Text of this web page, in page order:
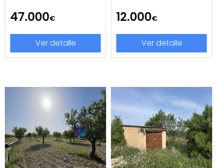
47.000€
Ver detalle
12.000€
Ver detalle